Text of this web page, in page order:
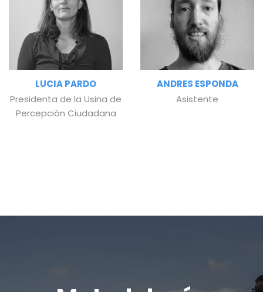
LUCIA PARDO
Presidenta de la Usina de
Percepción Ciudadana
ANDRES ESPONDA
Asistente